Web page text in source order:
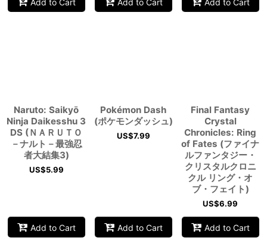
Naruto: Saikyō
Ninja Daikesshu 3
DS (ＮＡＲＵＴＯ
－ナルト－最強忍
者大結集3)
US$5.99
Add to Cart
Pokémon Dash
(ポケモンダッシュ)
US$7.99
Add to Cart
Final Fantasy
Crystal
Chronicles: Ring
of Fates (ファイナ
ルファンタジー・
クリスタルクロニ
クル リング・オ
ブ・フェイト)
US$6.99
Add to Cart